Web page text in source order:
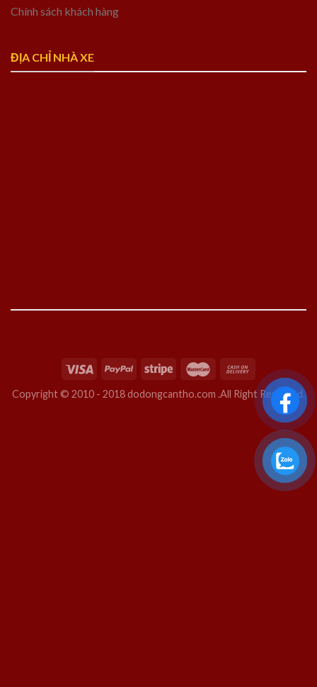
Chính sách khách hàng
ĐỊA CHỈ NHÀ XE
Copyright © 2010 - 2018 dodongcantho.com .All Right Reserved.